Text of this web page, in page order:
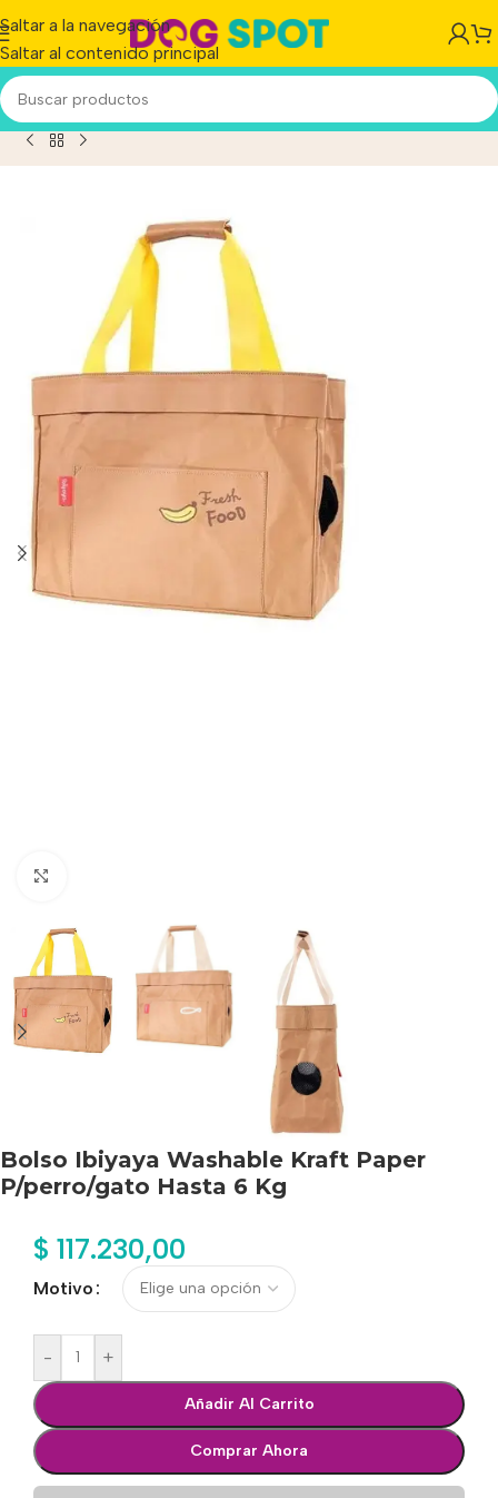
Saltar a la navegación
Saltar al contenido principal
Ibiyaya Washable Kraft Paper P/perro/gato Hasta 6 Kg
Bolso Ibiyaya Washable Kraft Paper
P/perro/gato Hasta 6 Kg
$ 117.230,00
Motivo
- +
Añadir Al Carrito
Comprar Ahora